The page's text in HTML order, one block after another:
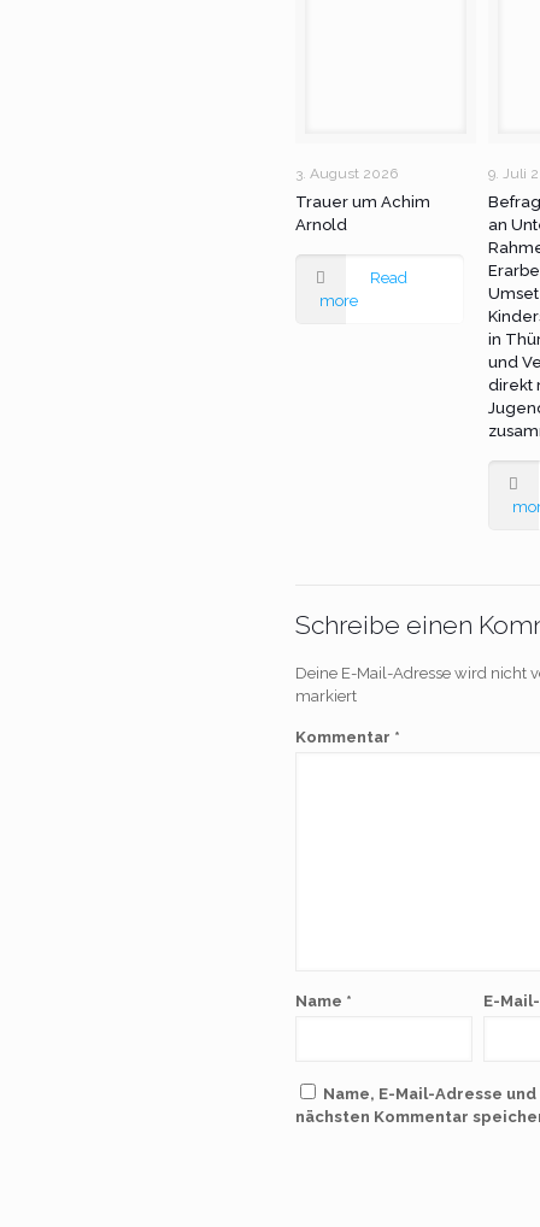
3. August 2026
Trauer um Achim
Arnold
Read
more
9. Juli
an
in
und
direkt
Schreibe einen
Deine E-Mail-Adresse wird nicht
markiert
Kommentar *
Name * E-
Name, E-Mail-Adresse
nächsten Kommentar